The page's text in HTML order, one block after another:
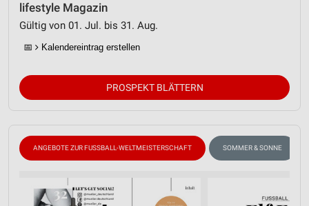
lifestyle Magazin
Gültig von 01. Jul. bis 31. Aug.
📅 Kalendereintrag erstellen
PROSPEKT BLÄTTERN
ANGEBOTE ZUR FUSSBALL-WELTMEISTERSCHAFT SOMMER & SONNE